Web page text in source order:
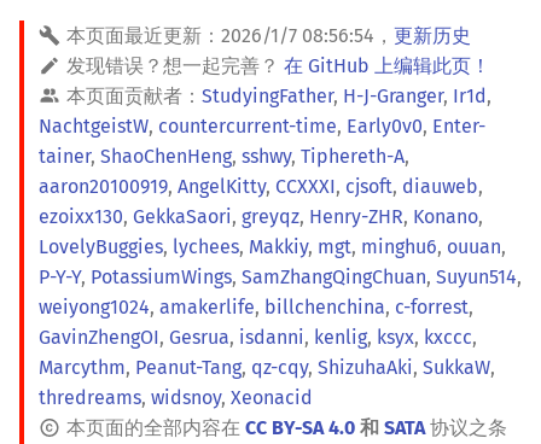
本页面最近更新： 2026/1/7 08:56:54 ， 更新历史
发现错误？想一起完善？ 在 GitHub 上编辑此页！
本页面贡献者： StudyingFather, H-J-Granger, Ir1d ,
NachtgeistW, countercurrent-time, Early0v0, Enter-
tainer, ShaoChenHeng, sshwy, Tiphereth-A,
aaron20100919, AngelKitty, CCXXXI, cjsoft, diauweb,
ezoixx130, GekkaSaori, greyqz, Henry-ZHR, Konano,
LovelyBuggies, lychees, Makkiy, mgt, minghu6, ouuan,
P-Y-Y, PotassiumWings, SamZhangQingChuan, Suyun514,
weiyong1024, amakerlife, billchenchina, c-forrest,
GavinZhengOI, Gesrua, isdanni, kenlig, ksyx, kxccc,
Marcythm, Peanut-Tang, qz-cqy, ShizuhaAki, SukkaW,
thredreams, widsnoy, Xeonacid
本页面的全部内容在 CC BY-SA 4.0 和 SATA协议之条